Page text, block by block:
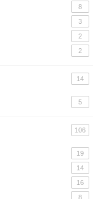
8
3
2
2
14
5
106
19
14
16
8